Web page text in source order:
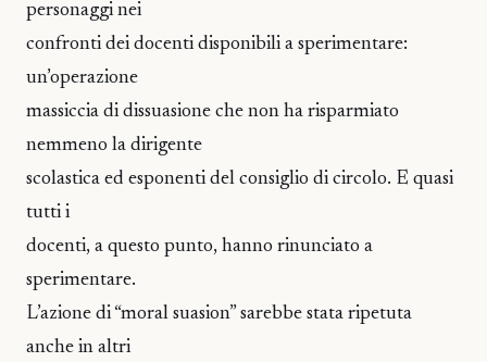
personaggi nei
confronti dei docenti disponibili a sperimentare:
un’operazione
massiccia di dissuasione che non ha risparmiato
nemmeno la dirigente
scolastica ed esponenti del consiglio di circolo. E quasi
tutti i
docenti, a questo punto, hanno rinunciato a
sperimentare.
L’azione di “moral suasion” sarebbe stata ripetuta
anche in altri